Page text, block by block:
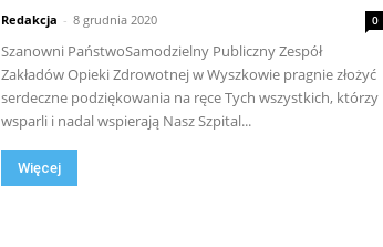
Redakcja - 8 grudnia 2020 0
Szanowni PaństwoSamodzielny Publiczny Zespół
Zakładów Opieki Zdrowotnej w Wyszkowie pragnie złożyć
serdeczne podziękowania na ręce Tych wszystkich, którzy
wsparli i nadal wspierają Nasz Szpital...
Więcej